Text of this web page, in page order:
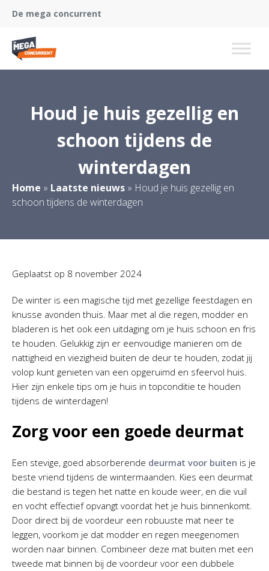
De mega concurrent
Houd je huis gezellig en
schoon tijdens de
winterdagen
Home » Laatste nieuws » Houd je huis gezellig en
schoon tijdens de winterdagen
Geplaatst op 8 november 2024
De winter is een magische tijd met gezellige feestdagen en
knusse avonden thuis. Maar met al die regen, modder en
bladeren is het ook een uitdaging om je huis schoon en fris
te houden. Gelukkig zijn er eenvoudige manieren om de
nattigheid en viezigheid buiten de deur te houden, zodat jij
volop kunt genieten van een opgeruimd en sfeervol huis.
Hier zijn enkele tips om je huis in topconditie te houden
tijdens de winterdagen!
Zorg voor een goede deurmat
Een stevige, goed absorberende deurmat voor buiten is je
beste vriend tijdens de wintermaanden. Kies een deurmat
die bestand is tegen het natte en koude weer, en die vuil
en vocht effectief opvangt voordat het je huis binnenkomt.
Door direct bij de voordeur een robuuste mat neer te
leggen, voorkom je dat modder en regen meegenomen
worden naar binnen. Combineer deze mat buiten met een
tweede mat binnen bij de voordeur voor een dubbele